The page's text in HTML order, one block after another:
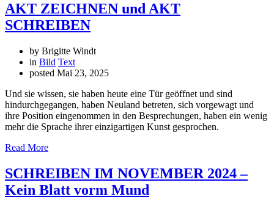
AKT ZEICHNEN und AKT
SCHREIBEN
by Brigitte Windt
in Bild Text
posted Mai 23, 2025
Und sie wissen, sie haben heute eine Tür geöffnet und sind
hindurchgegangen, haben Neuland betreten, sich vorgewagt und
ihre Position eingenommen in den Besprechungen, haben ein wenig
mehr die Sprache ihrer einzigartigen Kunst gesprochen.
Read More
SCHREIBEN IM NOVEMBER 2024 –
Kein Blatt vorm Mund